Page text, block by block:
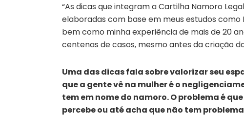
“As dicas que integram a Cartilha Namoro
elaboradas com base em meus estudos como
bem como minha experiência de mais de 20
centenas de casos, mesmo antes da criação
Uma das dicas fala sobre valorizar seu
que a gente vê na mulher é o
tem em nome do namoro. O problema é
percebe ou até acha que não tem